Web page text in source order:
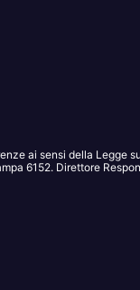
ai sensi della Legge
6152. Direttore